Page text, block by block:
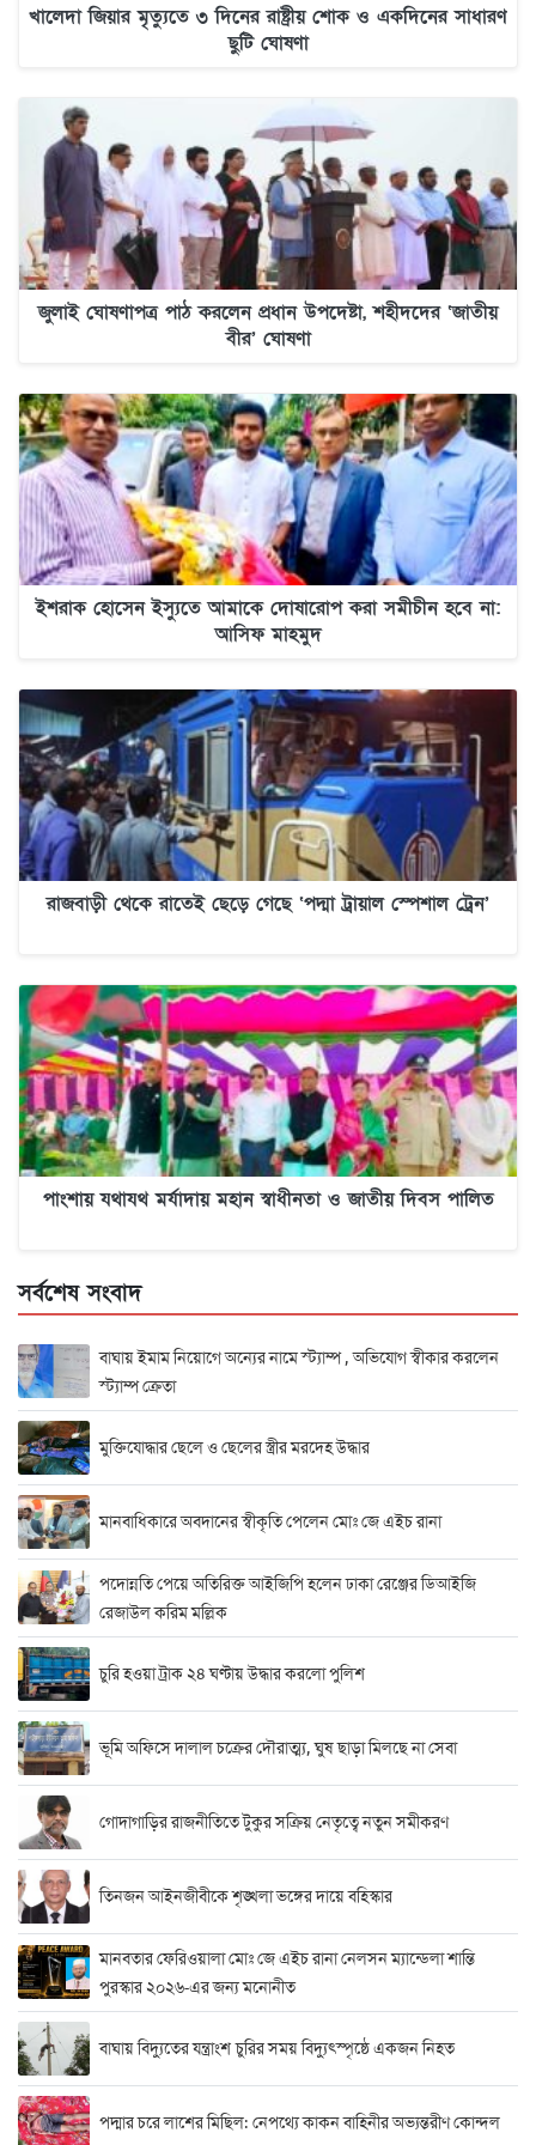
খালেদা জিয়ার মৃত্যুতে ৩ দিনের রাষ্ট্রীয় শোক ও একদিনের সাধারণ
ছুটি ঘোষণা
জুলাই ঘোষণাপত্র পাঠ করলেন প্রধান উপদেষ্টা, শহীদদের ‘জাতীয়
বীর’ ঘোষণা
ইশরাক হোসেন ইস্যুতে আমাকে দোষারোপ করা সমীচীন হবে না:
আসিফ মাহমুদ
রাজবাড়ী থেকে রাতেই ছেড়ে গেছে ‘পদ্মা ট্রায়াল স্পেশাল ট্রেন’
পাংশায় যথাযথ মর্যাদায় মহান স্বাধীনতা ও জাতীয় দিবস পালিত
সর্বশেষ সংবাদ
বাঘায় ইমাম নিয়োগে অন্যের নামে স্ট্যাম্প , অভিযোগ স্বীকার করলেন
স্ট্যাম্প ক্রেতা
মুক্তিযোদ্ধার ছেলে ও ছেলের স্ত্রীর মরদেহ উদ্ধার
মানবাধিকারে অবদানের স্বীকৃতি পেলেন মোঃ জে এইচ রানা
পদোন্নতি পেয়ে অতিরিক্ত আইজিপি হলেন ঢাকা রেঞ্জের ডিআইজি
রেজাউল করিম মল্লিক
চুরি হওয়া ট্রাক ২৪ ঘণ্টায় উদ্ধার করলো পুলিশ
ভূমি অফিসে দালাল চক্রের দৌরাত্ম্য, ঘুষ ছাড়া মিলছে না সেবা
গোদাগাড়ির রাজনীতিতে টুকুর সক্রিয় নেতৃত্বে নতুন সমীকরণ
তিনজন আইনজীবীকে শৃঙ্খলা ভঙ্গের দায়ে বহিস্কার
মানবতার ফেরিওয়ালা মোঃ জে এইচ রানা নেলসন ম্যান্ডেলা শান্তি
পুরস্কার ২০২৬-এর জন্য মনোনীত
বাঘায় বিদ্যুতের যন্ত্রাংশ চুরির সময় বিদ্যুৎস্পৃষ্ঠে একজন নিহত
পদ্মার চরে লাশের মিছিল: নেপথ্যে কাকন বাহিনীর অভ্যন্তরীণ কোন্দল